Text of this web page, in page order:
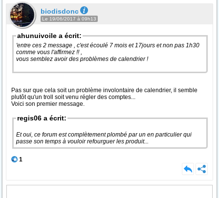
biodisdonc
Le 19/06/2017 à 09h13
ahunuivoile a écrit:
'entre ces 2 message , c'est écoulé 7 mois et 17jours et non pas 1h30
comme vous l'affirmez !! ,
vous semblez avoir des problèmes de calendrier !
Pas sur que cela soit un problème involontaire de calendrier, il semble
plutôt qu'un troll soit venu régler des comptes...
Voici son premier message.
regis06 a écrit:
Et oui, ce forum est complètement plombé par un en particulier qui
passe son temps à vouloir refourguer les produit...
1